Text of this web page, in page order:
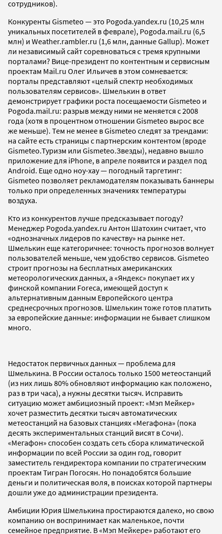
сотрудников).
Конкуренты Gismeteo — это Pogoda.yandex.ru (10,25 млн
уникальных посетителей в феврале), Pogoda.mail.ru (6,5
млн) и Weather.rambler.ru (1,6 млн, данные Gallup). Может
ли независимый сайт соревноваться с тремя крупными
порталами? Вице-президент по контентным и сервисным
проектам Mail.ru Олег Ильичев в этом сомневается:
порталы представляют «целый спектр необходимых
пользователям сервисов». Шмелькин в ответ
демонстрирует графики роста посещаемости Gismeteo и
Pogoda.mail.ru: разрыв между ними не меняется с 2008
года (хотя в процентном отношении Gismeteo вырос все
же меньше). Тем не менее в Gismeteo следят за трендами:
на сайте есть страницы с партнерским контентом (вроде
Gismeteo.Туризм или Gismeteo.Звезды), недавно вышло
приложение для iPhone, в апреле появится и раздел под
Android. Еще одно ноу-хау — погодный таргетинг:
Gismeteo позволяет рекламодателям показывать баннеры
только при определенных значениях температуры
воздуха.
Кто из конкурентов лучше предсказывает погоду?
Менеджер Pogoda.yandex.ru Антон Шатохин считает, что
«однозначных лидеров по качеству» на рынке нет.
Шмелькин еще категоричнее: точность прогнозов волнует
пользователей меньше, чем удобство сервисов. Gismeteo
строит прогнозы на бесплатных американских
метеорологических данных, а «Яндекс» покупает их у
финской компании Foreca, имеющей доступ к
альтернативным данным Европейского центра
среднесрочных прогнозов. Шмелькин тоже готов платить
за европейские данные: информации не бывает слишком
много.
Недостаток первичных данных — проблема для
Шмелькина. В России осталось только 1500 метеостанций
(из них лишь 80% обновляют информацию как положено,
раз в три часа), а нужны десятки тысяч. Исправить
ситуацию может амбициозный проект: «Мэп Мейкер»
хочет разместить десятки тысяч автоматических
метеостанций на базовых станциях «Мегафона» (пока
десять экспериментальных станций висят в Сочи).
«Мегафон» способен создать сеть сбора климатической
информации по всей России за один год, говорит
заместитель гендиректора компании по стратегическим
проектам Тигран Погосян. Но понадобятся большие
деньги и политическая воля, в поисках которой партнеры
дошли уже до администрации президента.
Амбиции Юрия Шмелькина простираются далеко, но свою
компанию он воспринимает как маленькое, почти
семейное предприятие. В «Мэп Мейкере» работают его